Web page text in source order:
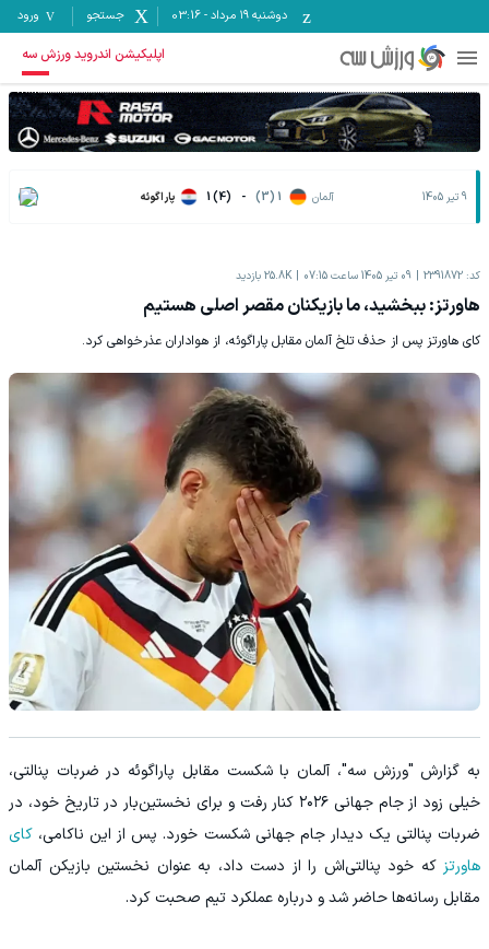
دوشنبه ۱۹ مرداد -
03:16 جستجو ورود
اپلیکیشن اندروید ورزش سه
9 تیر 1405 آلمان 1 (3)
-
1 (4) پاراگوئه
کد: 2391872 09 تیر 1405 ساعت 07:15 25.8K بازدید
هاورتز: ببخشید، ما بازیکنان مقصر اصلی هستیم
کای هاورتز پس از حذف تلخ آلمان مقابل پاراگوئه، از هواداران عذرخواهی کرد.
به گزارش "ورزش سه"، آلمان با شکست مقابل پاراگوئه در ضربات پنالتی،
خیلی زود از جام جهانی ۲۰۲۶ کنار رفت و برای نخستین‌بار در تاریخ خود، در
ضربات پنالتی یک دیدار جام جهانی شکست خورد. پس از این ناکامی، کای
هاورتز که خود پنالتی‌اش را از دست داد، به عنوان نخستین بازیکن آلمان
مقابل رسانه‌ها حاضر شد و درباره عملکرد تیم صحبت کرد.